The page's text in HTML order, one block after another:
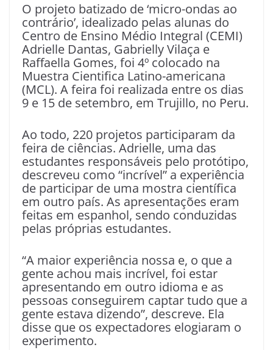
O projeto batizado de ‘micro-ondas ao
contrário’, idealizado pelas alunas do
Centro de Ensino Médio Integral (CEMI)
Adrielle Dantas, Gabrielly Vilaça e
Raffaella Gomes, foi 4º colocado na
Muestra Cientifica Latino-americana
(MCL). A feira foi realizada entre os dias
9 e 15 de setembro, em Trujillo, no Peru.
Ao todo, 220 projetos participaram da
feira de ciências. Adrielle, uma das
estudantes responsáveis pelo protótipo,
descreveu como “incrível” a experiência
de participar de uma mostra científica
em outro país. As apresentações eram
feitas em espanhol, sendo conduzidas
pelas próprias estudantes.
“A maior experiência nossa e, o que a
gente achou mais incrível, foi estar
apresentando em outro idioma e as
pessoas conseguirem captar tudo que a
gente estava dizendo”, descreve. Ela
disse que os expectadores elogiaram o
experimento.